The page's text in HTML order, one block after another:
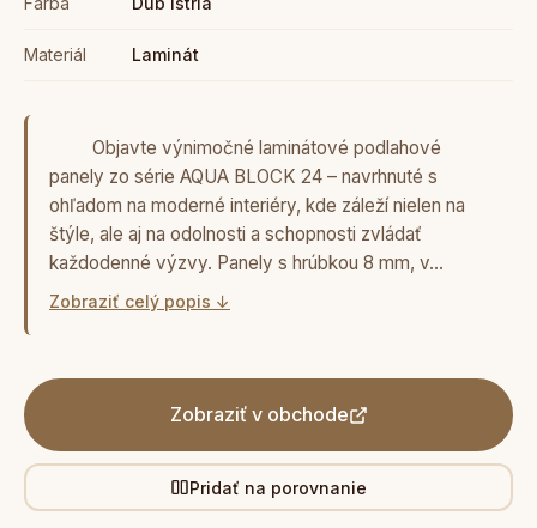
Materiál Laminát
Objavte výnimočné laminátové podlahové
panely zo série AQUA BLOCK 24 – navrhnuté s
ohľadom na moderné interiéry, kde záleží nielen na
štýle, ale aj na odolnosti a schopnosti zvládať
každodenné výzvy. Panely s hrúbkou 8 mm, v…
Zobraziť celý popis ↓
Zobraziť v obchode
Pridať na porovnanie